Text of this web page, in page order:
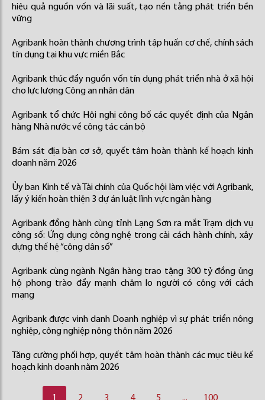
hiệu quả nguồn vốn và lãi suất, tạo nền tảng phát triển bền
vững
Agribank hoàn thành chương trình tập huấn cơ chế, chính sách
tín dụng tại khu vực miền Bắc
Agribank thúc đẩy nguồn vốn tín dụng phát triển nhà ở xã hội
cho lực lượng Công an nhân dân
Agribank tổ chức Hội nghị công bố các quyết định của Ngân
hàng Nhà nước về công tác cán bộ
Bám sát địa bàn cơ sở, quyết tâm hoàn thành kế hoạch kinh
doanh năm 2026
Ủy ban Kinh tế và Tài chính của Quốc hội làm việc với Agribank,
lấy ý kiến hoàn thiện 3 dự án luật lĩnh vực ngân hàng
Agribank đồng hành cùng tỉnh Lạng Sơn ra mắt Trạm dịch vụ
công số: Ứng dụng công nghệ trong cải cách hành chính, xây
dựng thế hệ “công dân số”
Agribank cùng ngành Ngân hàng trao tặng 300 tỷ đồng ủng
hộ phong trào đẩy mạnh chăm lo người có công với cách
mạng
Agribank được vinh danh Doanh nghiệp vì sự phát triển nông
nghiệp, công nghiệp nông thôn năm 2026
Tăng cường phối hợp, quyết tâm hoàn thành các mục tiêu kế
hoạch kinh doanh năm 2026